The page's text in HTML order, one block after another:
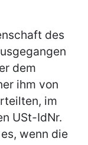
des
dem
ihm von
im
USt-IdNr.
wenn die